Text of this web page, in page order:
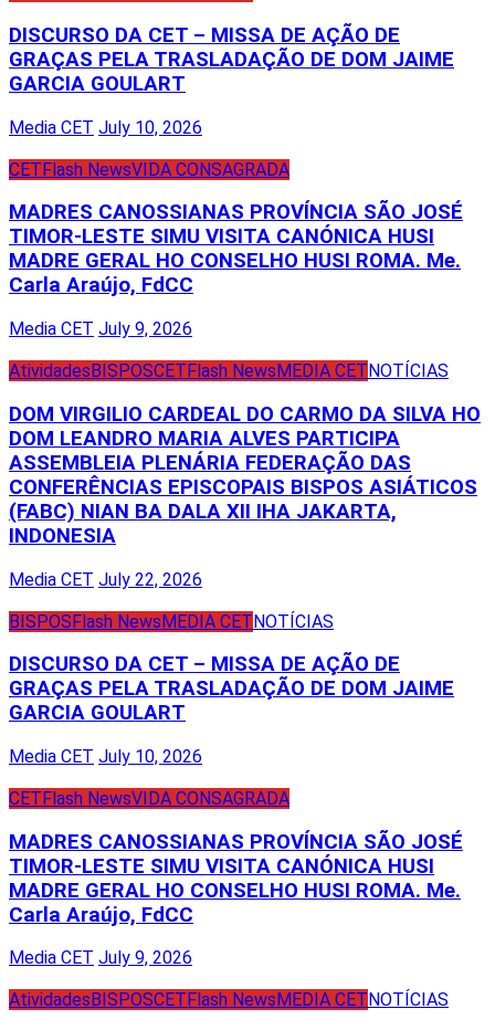
DISCURSO DA CET – MISSA DE AÇÃO DE
GRAÇAS PELA TRASLADAÇÃO DE DOM JAIME
GARCIA GOULART
Media CET July 10, 2026
CETFlash NewsVIDA CONSAGRADA
MADRES CANOSSIANAS PROVÍNCIA SÃO JOSÉ
TIMOR-LESTE SIMU VISITA CANÓNICA HUSI
MADRE GERAL HO CONSELHO HUSI ROMA. Me.
Carla Araújo, FdCC
Media CET July 9, 2026
AtividadesBISPOSCETFlash NewsMEDIA CETNOTÍCIAS
DOM VIRGILIO CARDEAL DO CARMO DA SILVA HO
DOM LEANDRO MARIA ALVES PARTICIPA
ASSEMBLEIA PLENÁRIA FEDERAÇÃO DAS
CONFERÊNCIAS EPISCOPAIS BISPOS ASIÁTICOS
(FABC) NIAN BA DALA XII IHA JAKARTA,
INDONESIA
Media CET July 22, 2026
BISPOSFlash NewsMEDIA CETNOTÍCIAS
DISCURSO DA CET – MISSA DE AÇÃO DE
GRAÇAS PELA TRASLADAÇÃO DE DOM JAIME
GARCIA GOULART
Media CET July 10, 2026
CETFlash NewsVIDA CONSAGRADA
MADRES CANOSSIANAS PROVÍNCIA SÃO JOSÉ
TIMOR-LESTE SIMU VISITA CANÓNICA HUSI
MADRE GERAL HO CONSELHO HUSI ROMA. Me.
Carla Araújo, FdCC
Media CET July 9, 2026
Atividades BISPOSCET Flash News MEDIA CET NOTÍCIAS